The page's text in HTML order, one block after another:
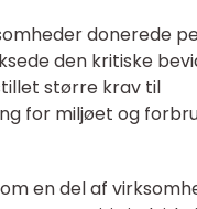
donerede
den kritiske
større krav til
for miljøet og
en del af